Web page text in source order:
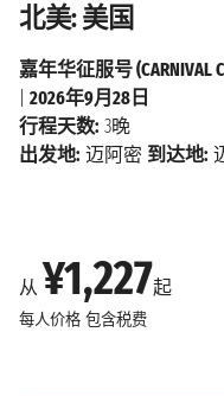
北美: 美国
从 ¥1,227起
每人价格 包含税费
嘉年华征服号 (CARNIVAL
2026年9月28日
行程天数: 3晚
出发地: 迈阿密 到达地: